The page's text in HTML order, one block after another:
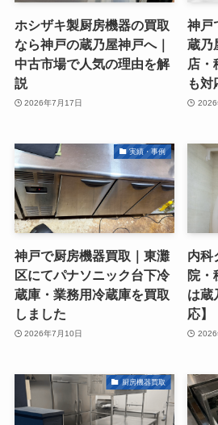
ホシザキ製厨房機器の買取
なら神戸の蔵乃屋神戸へ｜
中古市場で人気の理由を解
説
2026年7月17日
神戸
蔵乃
店・
も対
2026
実績・事例
神戸で厨房機器買取｜東灘
区にてパナソニック台下冷
蔵庫・業務用冷蔵庫を買取
しました
2026年7月10日
内科
院・
は蔵
応】
2026
厨房機器買取